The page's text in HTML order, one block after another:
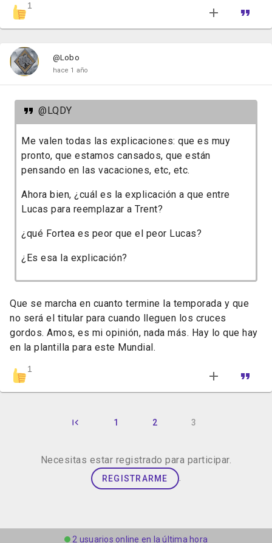
1
@Lobo
hace 1 año
@LQDY
Me valen todas las explicaciones: que es muy
pronto, que estamos cansados, que están
pensando en las vacaciones, etc, etc.
Ahora bien, ¿cuál es la explicación a que entre
Lucas para reemplazar a Trent?
¿qué Fortea es peor que el peor Lucas?
¿Es esa la explicación?
Que se marcha en cuanto termine la temporada y que
no será el titular para cuando lleguen los cruces
gordos. Amos, es mi opinión, nada más. Hay lo que hay
en la plantilla para este Mundial.
1
1 2 3
Necesitas estar registrado para participar.
REGISTRARME .
2 usuarios online en la última hora